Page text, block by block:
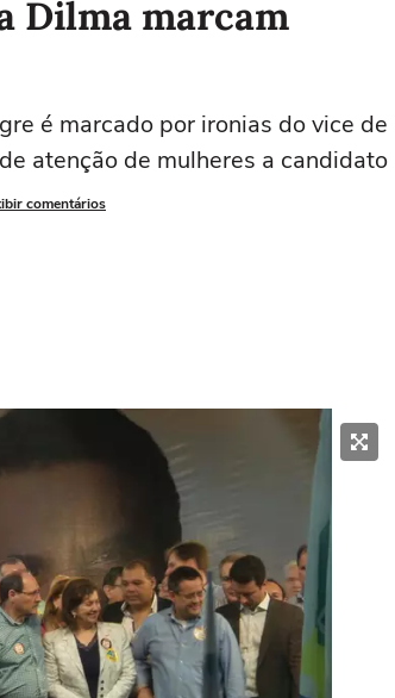
Dilma marcam
é marcado por ironias do vice de
atenção de mulheres a candidato
comentários